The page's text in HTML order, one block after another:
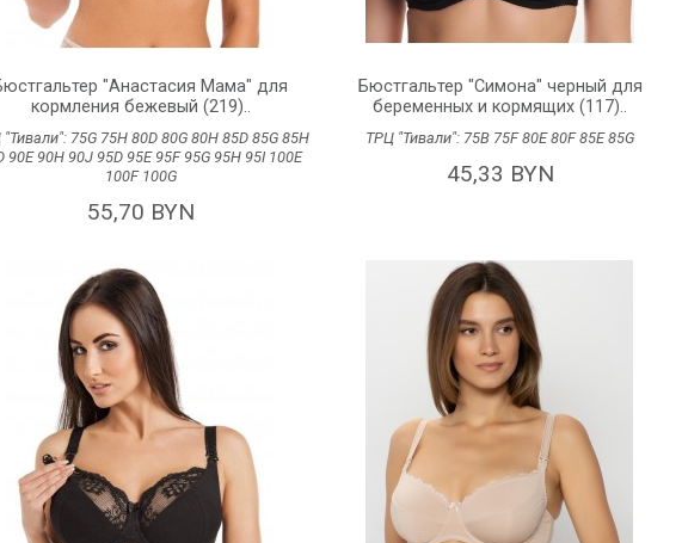
"Анастасия Мама" для
кормления бежевый (219)..
75G 75H 80D 80G 80H 85D 85G 85H
90Е 90H 90J 95D 95E 95F 95G 95H 95I 100E
100F 100G
55,70 BYN
Бюстгальтер "Симона" черный для
беременных и кормящих (117)..
ТРЦ "Тивали": 75B 75F80E80F85E85G
45,33 BYN